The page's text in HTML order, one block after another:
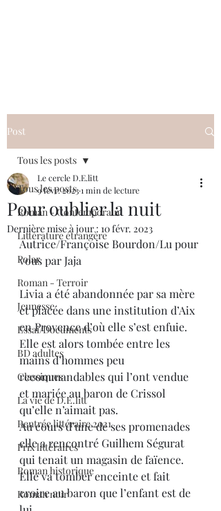
Post
Tous les posts
Roman - Contemporain
Littérature étrangère
Polar
Roman - Terroir
Jeunesse
Essai/Documents
BD adultes
Classiques
La vie de D.E.litt
Rentrée littéraire 2021
Prix littéraires
Roman historique
Roman noir
Tous les posts
Pour oublier la nuit
Le cercle D.E.litt
9 févr. 20231 min de lecture
Dernière mise à jour : 10 févr. 2023
Autrice/Françoise Bourdon/Lu pour
vous par Jaja
Livia a été abandonnée par sa mère
et placée dans une institution d’Aix
en Provence d’où elle s’est enfuie.
Elle est alors tombée entre les
mains d’hommes peu
recommandables qui l’ont vendue
et mariée au baron de Crissol
qu’elle n’aimait pas.
Au cours d’une de ses promenades
elle a rencontré Guilhem Ségurat
qui tenait un magasin de faïence.
Elle va tomber enceinte et fait
croire au baron que l’enfant est de